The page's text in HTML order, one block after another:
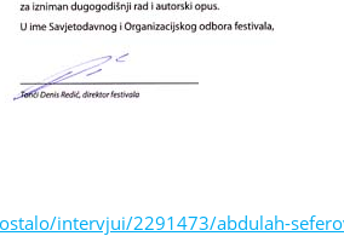
intervjui/2291473/abdulah-